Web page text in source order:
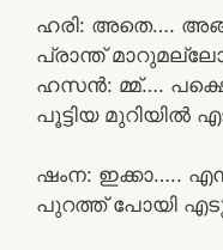
ഹരി: അതെ….
പ്രാന്ത്
ഹസൻ: മ്മ്….
പൂട്ടിയ മുറിയിൽ
ഷംന: ഇക്കാ…..
പുറത്ത് പോയി